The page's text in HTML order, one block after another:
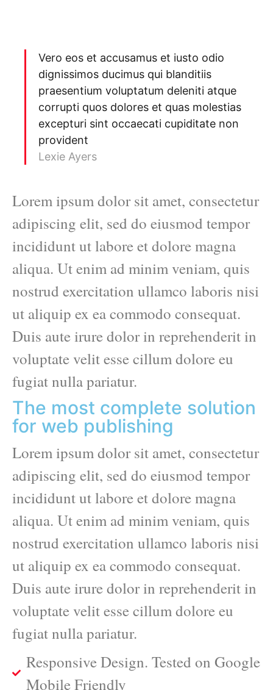
Vero eos et accusamus et iusto odio
dignissimos ducimus qui blanditiis
praesentium voluptatum deleniti atque
corrupti quos dolores et quas molestias
excepturi sint occaecati cupiditate non
provident
Lexie Ayers
Lorem ipsum dolor sit amet, consectetur
adipiscing elit, sed do eiusmod tempor
incididunt ut labore et dolore magna
aliqua. Ut enim ad minim veniam, quis
nostrud exercitation ullamco laboris nisi
ut aliquip ex ea commodo consequat.
Duis aute irure dolor in reprehenderit in
voluptate velit esse cillum dolore eu
fugiat nulla pariatur.
The most complete solution
for web publishing
Lorem ipsum dolor sit amet, consectetur
adipiscing elit, sed do eiusmod tempor
incididunt ut labore et dolore magna
aliqua. Ut enim ad minim veniam, quis
nostrud exercitation ullamco laboris nisi
ut aliquip ex ea commodo consequat.
Duis aute irure dolor in reprehenderit in
voluptate velit esse cillum dolore eu
fugiat nulla pariatur.
Responsive Design. Tested on Google
Mobile Friendly